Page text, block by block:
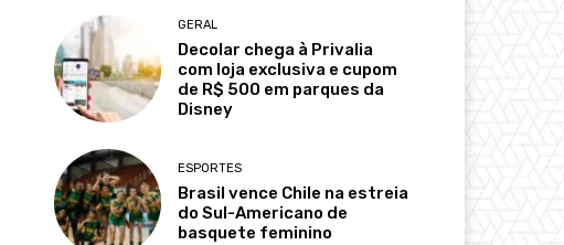
GERAL
Decolar chega à Privalia
com loja exclusiva e cupom
de R$ 500 em parques da
Disney
ESPORTES
Brasil vence Chile na estreia
do Sul-Americano de
basquete feminino